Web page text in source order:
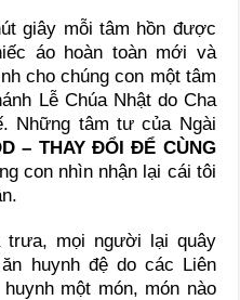
giây mỗi tâm hồn được
áo hoàn toàn mới và
cho chúng con một tâm
Lễ Chúa Nhật do Cha
Những tâm tư của Ngài
– THAY ĐỔI ĐỂ CÙNG
con nhìn nhận lại cái tôi
trưa, mọi người lại quây
huynh đệ do các Liên
một món, món nào